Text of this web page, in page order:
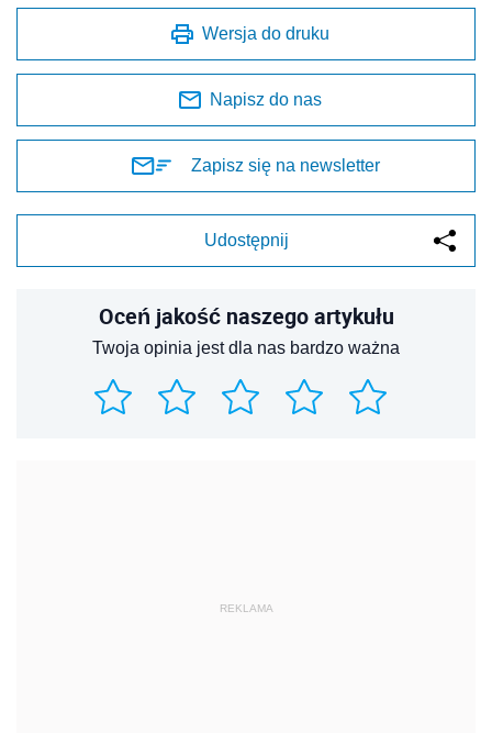
Wersja do druku
Napisz do nas
Zapisz się na newsletter
Udostępnij
Oceń jakość naszego artykułu
Twoja opinia jest dla nas bardzo ważna
REKLAMA